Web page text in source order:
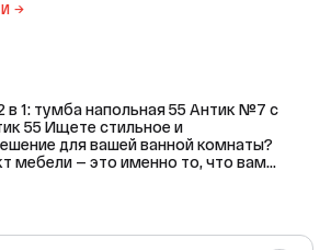
→
в 1: тумба напольная 55 Антик №7 с
и
для вашей ванной комнаты?
мебели — это именно то, что вам
- Тип монтажа: напольный. -
285 мм. - Система хранения: с